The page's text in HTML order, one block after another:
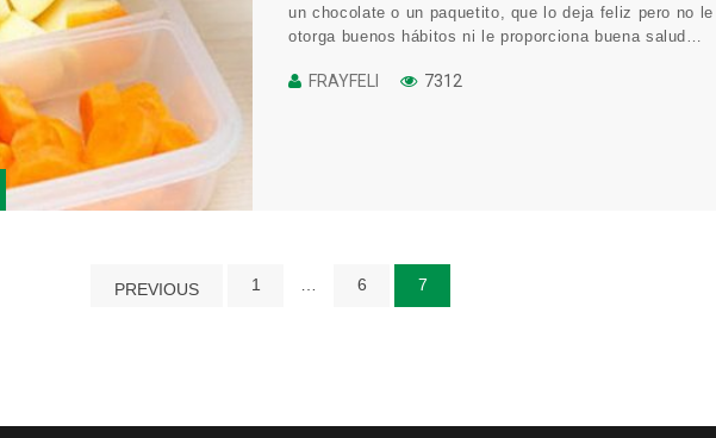
un chocolate o un paquetito, que lo deja feliz pero no le
otorga buenos hábitos ni le proporciona buena salud…
FRAYFELI 7312
PREVIOUS 1 6 7